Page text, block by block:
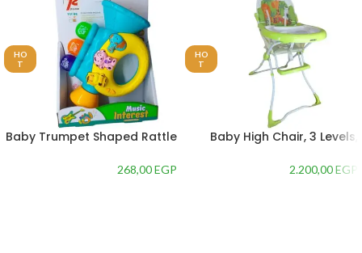
HO
T
Baby High Chair, 3 Levels,
2.200,00EGP
HO
T
Baby Trumpet Shaped Rattle
Skills
268,00EGP